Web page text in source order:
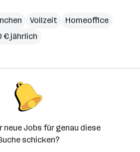
Vollzeit
Homeoffice
€ jährlich
neue Jobs für genau diese
schicken?